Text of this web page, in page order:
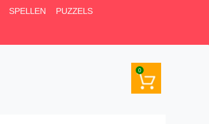
SPELLEN PUZZELS
0